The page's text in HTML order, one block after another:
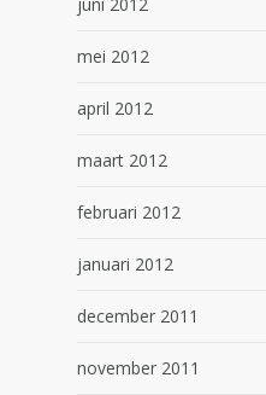
mei 2012
april 2012
maart 2012
februari 2012
januari 2012
december 2011
november 2011